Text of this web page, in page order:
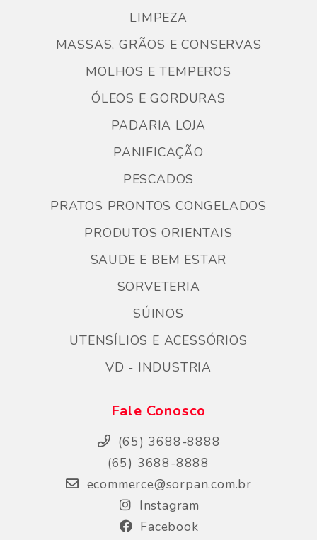
LIMPEZA
MASSAS, GRÃOS E CONSERVAS
MOLHOS E TEMPEROS
ÓLEOS E GORDURAS
PADARIA LOJA
PANIFICAÇÃO
PESCADOS
PRATOS PRONTOS CONGELADOS
PRODUTOS ORIENTAIS
SAUDE E BEM ESTAR
SORVETERIA
SÚINOS
UTENSÍLIOS E ACESSÓRIOS
VD - INDUSTRIA
Fale Conosco
(65) 3688-8888
(65) 3688-8888
ecommerce@sorpan.com.br
Instagram
Facebook